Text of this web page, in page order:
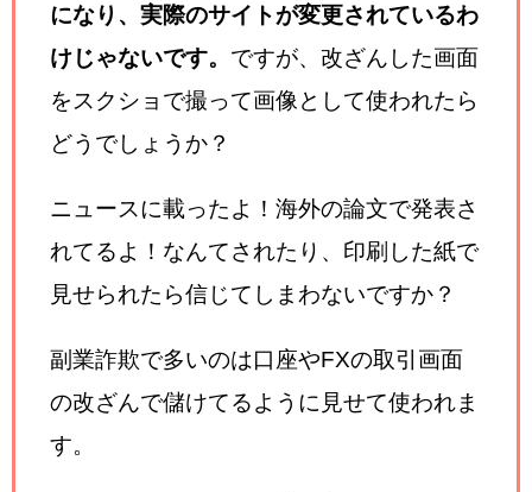
になり、実際のサイトが変更されているわ
けじゃないです。 ですが、改ざんした画面
をスクショで撮って画像として使われたら
どうでしょうか？
ニュースに載ったよ！海外の論文で発表さ
れてるよ！なんてされたり、印刷した紙で
見せられたら信じてしまわないですか？
副業詐欺で多いのは口座やFXの取引画面
の改ざんで儲けてるように見せて使われま
す。